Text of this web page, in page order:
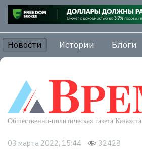
Новости Истории Блоги
03 марта 2022, 15:44 32428